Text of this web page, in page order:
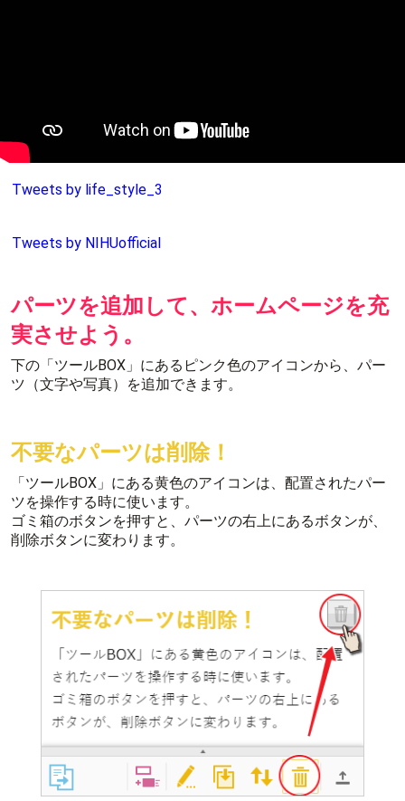
Tweets by life_style_3
Tweets by NIHUofficial
パーツを追加して、ホームページを充
実させよう。
下の「ツールBOX」にあるピンク色のアイコンから、パー
ツ（文字や写真）を追加できます。
不要なパーツは削除！
「ツールBOX」にある黄色のアイコンは、配置されたパー
ツを操作する時に使います。
ゴミ箱のボタンを押すと、パーツの右上にあるボタンが、
削除ボタンに変わります。